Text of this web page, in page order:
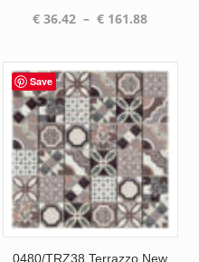
€ 36.42 – € 161.88Plage
€ 36.42
à
€ 161.88
Save
0480/TRZ38 Terrazzo New